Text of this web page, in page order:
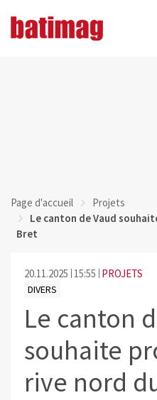
Page d'accueil
Projets
Le canton de Vaud
Bret
20.11.2025 15:55 PROJETS
DIVERS
Le canton
souhaite
rive nord